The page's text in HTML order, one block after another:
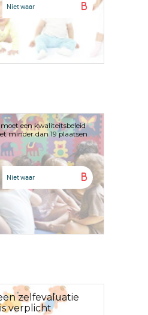
B
Niet waar
een kwaliteitsbeleid
minder dan 19 plaatsen
B
Niet waar
zelfevaluatie
verplicht